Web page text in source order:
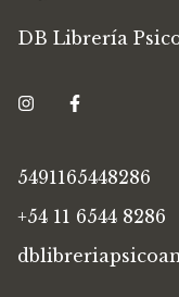
DB Librería
5491165448286
+54 11 6544 8286